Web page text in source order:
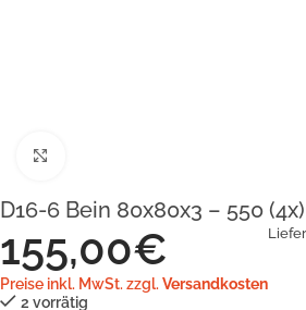
D16-6 Bein 80x80x3 – 550
155,00€
Preise inkl. MwSt. zzgl. Versandkosten
2 vorrätig